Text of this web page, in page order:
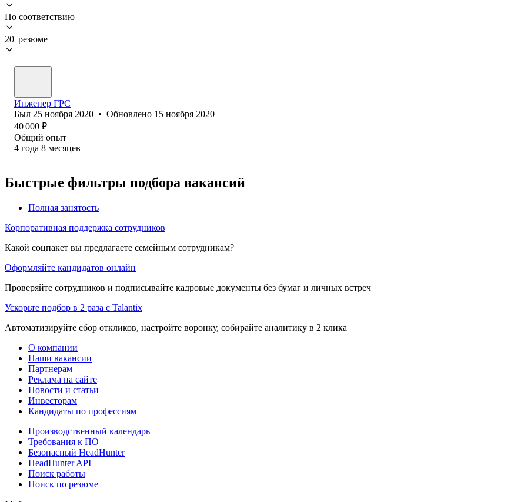
По соответствию
20 резюме
Инженер ГРС
Был 25 ноября 2020 • Обновлено 15 ноября 2020
40 000 ₽
Общий опыт
4 года 8 месяцев
Быстрые фильтры подбора вакансий
Полная занятость
Корпоративная поддержка сотрудников
Какой соцпакет вы предлагаете семейным сотрудникам?
Оформляйте кандидатов онлайн
Проверяйте сотрудников и подписывайте кадровые документы без бумаг и личных встреч
Ускорьте подбор в 2 раза с Talantix
Автоматизируйте сбор откликов, настройте воронку, собирайте аналитику в 2 клика
О компании
Наши вакансии
Партнерам
Реклама на сайте
Новости и статьи
Инвесторам
Кандидаты по профессиям
Производственный календарь
Требования к ПО
Безопасный HeadHunter
HeadHunter API
Поиск работы
Поиск по резюме